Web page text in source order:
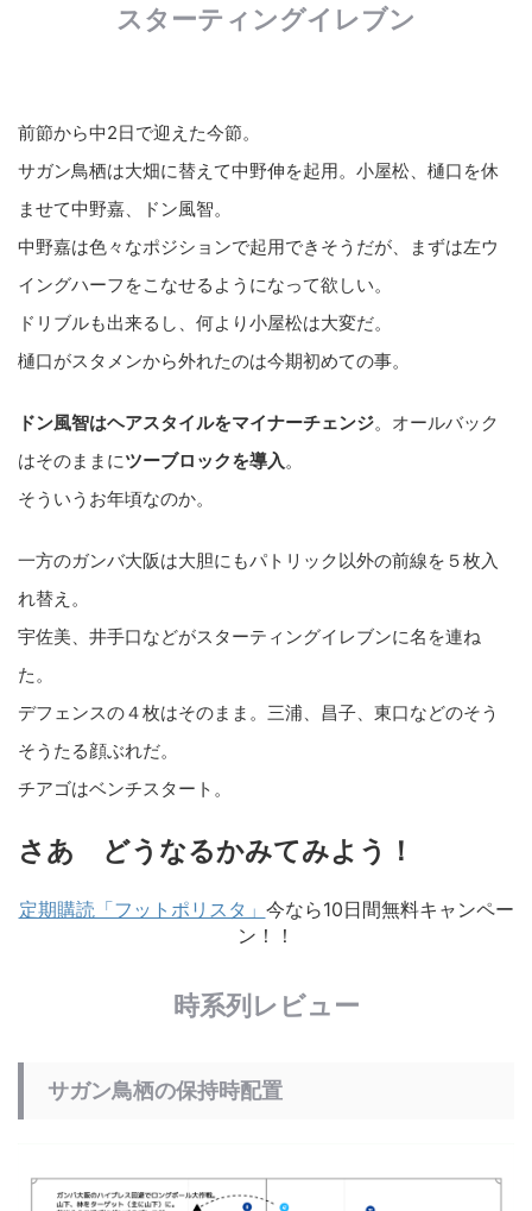
スターティングイレブン
前節から中2日で迎えた今節。
サガン鳥栖は大畑に替えて中野伸を起用。小屋松、樋口を休
ませて中野嘉、ドン風智。
中野嘉は色々なポジションで起用できそうだが、まずは左ウ
イングハーフをこなせるようになって欲しい。
ドリブルも出来るし、何より小屋松は大変だ。
樋口がスタメンから外れたのは今期初めての事。
ドン風智はヘアスタイルをマイナーチェンジ。オールバック
はそのままにツーブロックを導入。
そういうお年頃なのか。
一方のガンバ大阪は大胆にもパトリック以外の前線を５枚入
れ替え。
宇佐美、井手口などがスターティングイレブンに名を連ね
た。
デフェンスの４枚はそのまま。三浦、昌子、東口などのそう
そうたる顔ぶれだ。
チアゴはベンチスタート。
さあ どうなるかみてみよう！
定期購読「フットポリスタ」 今なら10日間無料キャンペー
ン！！
時系列レビュー
サガン鳥栖の保持時配置